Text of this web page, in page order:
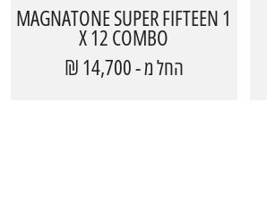
MAGNATONE SUPER FIFTEEN 1
X 12 COMBO
החל מ - 14,700 ₪